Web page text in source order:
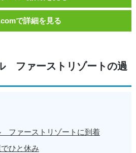
で詳細を見る
ファーストリゾートの過
ファーストリゾートに到着
ひと休み